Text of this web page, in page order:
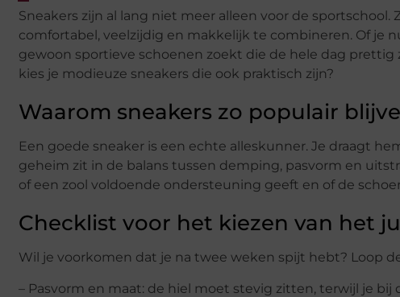
Sneakers zijn al lang niet meer alleen voor de
comfortabel, veelzijdig en makkelijk te combineren. Of je
gewoon sportieve schoenen zoekt die de hele dag
kies je modieuze sneakers die ook praktisch zijn?
Waarom sneakers zo populair
Een goede sneaker is een echte alleskunner. Je draagt
geheim zit in de balans tussen demping, pasvorm en
of een zool voldoende ondersteuning geeft en of de
Checklist voor het kiezen van het
Wil je voorkomen dat je na twee weken spijt hebt? Loop
– Pasvorm en maat: de hiel moet stevig zitten, terwijl je